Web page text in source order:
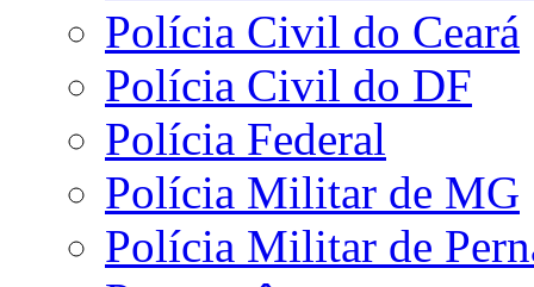
Polícia Civil do Ceará
Polícia Civil do DF
Polícia Federal
Polícia Militar de MG
Polícia Militar de